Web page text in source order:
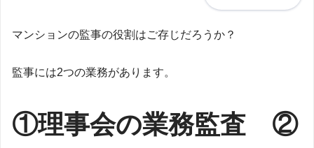
マンションの監事の役割はご存じだろうか？
監事には2つの業務があります。
①理事会の業務監査 ②